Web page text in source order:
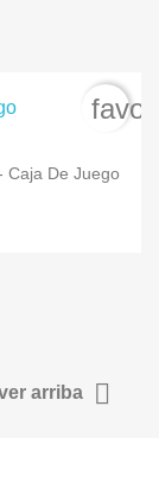
Caja De Juego
arriba 